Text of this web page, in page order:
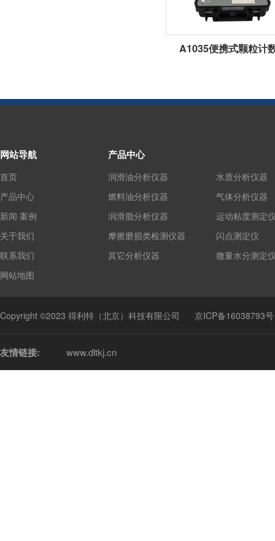
A1035便携式颗粒计
网站导航
首页
产品中心
新闻·案例
关于我们
联系我们
网站地图
产品中心
润滑油分析仪器
燃料油分析仪器
润滑脂分析仪器
摩擦磨损类检测仪器
其它分析仪器
水质分析仪器
气体分析仪器
运动粘度测定
闪点测定仪
微量水分测定
Copyright ©2023 得利特（北京）科技有限公司 京ICP备16038793号
友情链接: www.dltkj.cn